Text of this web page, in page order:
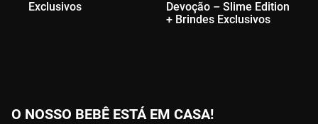
Exclusivos
Devoção – Slime Edition
+ Brindes Exclusivos
O NOSSO BEBÊ ESTÁ EM CASA!